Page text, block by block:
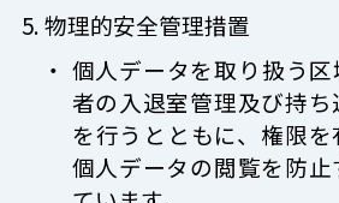
物理的安全管理措置
個人データを取り扱う
者の入退室管理及び持
を行うとともに、権限
個人データの閲覧を防